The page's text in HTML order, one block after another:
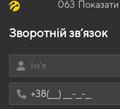
063
Зворотній зв’язок